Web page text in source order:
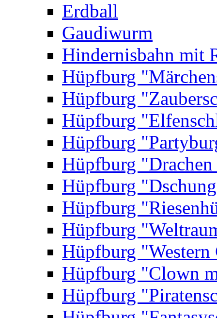
Erdball
Gaudiwurm
Hindernisbahn mit
Hüpfburg
Hüpfburg
Hüpfburg
Hüpfburg
Hüpfburg
Hüpfburg
Hüpfburg
Hüpfburg
Hüpfburg
Hüpfburg "Clown
Hüpfburg